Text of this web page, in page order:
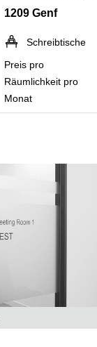
1209 Genf
Schreibtische
Preis pro
Räumlichkeit pro
Monat